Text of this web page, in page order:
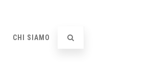
CHI SIAMO